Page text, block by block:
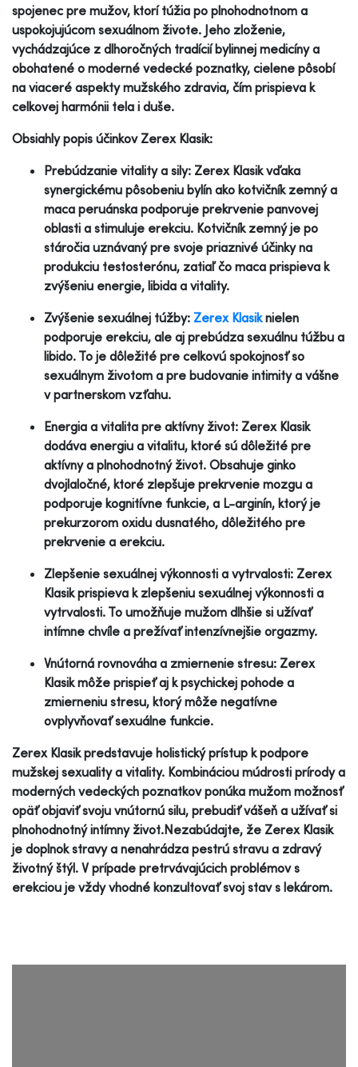
spojenec pre mužov, ktorí túžia po plnohodnotnom a
uspokojujúcom sexuálnom živote. Jeho zloženie,
vychádzajúce z dlhoročných tradícií bylinnej medicíny a
obohatené o moderné vedecké poznatky, cielene pôsobí
na viaceré aspekty mužského zdravia, čím prispieva k
celkovej harmónii tela i duše.
Obsiahly popis účinkov Zerex Klasik:
Prebúdzanie vitality a sily: Zerex Klasik vďaka
synergickému pôsobeniu bylín ako kotvičník zemný a
maca peruánska podporuje prekrvenie panvovej
oblasti a stimuluje erekciu. Kotvičník zemný je po
stáročia uznávaný pre svoje priaznivé účinky na
produkciu testosterónu, zatiaľ čo maca prispieva k
zvýšeniu energie, libida a vitality.
Zvýšenie sexuálnej túžby: Zerex Klasiknielen
podporuje erekciu, ale aj prebúdza sexuálnu túžbu a
libido. To je dôležité pre celkovú spokojnosť so
sexuálnym životom a pre budovanie intimity a vášne
v partnerskom vzťahu.
Energia a vitalita pre aktívny život: Zerex Klasik
dodáva energiu a vitalitu, ktoré sú dôležité pre
aktívny a plnohodnotný život. Obsahuje ginko
dvojlaločné, ktoré zlepšuje prekrvenie mozgu a
podporuje kognitívne funkcie, a L-arginín, ktorý je
prekurzorom oxidu dusnatého, dôležitého pre
prekrvenie a erekciu.
Zlepšenie sexuálnej výkonnosti a vytrvalosti: Zerex
Klasik prispieva k zlepšeniu sexuálnej výkonnosti a
vytrvalosti. To umožňuje mužom dlhšie si užívať
intímne chvíle a prežívať intenzívnejšie orgazmy.
Vnútorná rovnováha a zmiernenie stresu: Zerex
Klasik môže prispieť aj k psychickej pohode a
zmierneniu stresu, ktorý môže negatívne
ovplyvňovať sexuálne funkcie.
Zerex Klasik predstavuje holistický prístup k podpore
mužskej sexuality a vitality. Kombináciou múdrosti prírody a
moderných vedeckých poznatkov ponúka mužom možnosť
opäť objaviť svoju vnútornú silu, prebudiť vášeň a užívať si
plnohodnotný intímny život.Nezabúdajte, že Zerex Klasik
je doplnok stravy a nenahrádza pestrú stravu a zdravý
životný štýl. V prípade pretrvávajúcich problémov s
erekciou je vždy vhodné konzultovať svoj stav s lekárom.